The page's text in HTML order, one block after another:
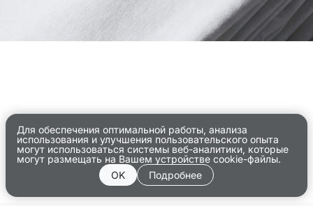
Белая футболка SELA
Для обеспечения оптимальной работы, анализа
использования и улучшения пользовательского опыта
могут использоваться системы веб-аналитики, которые
могут размещать на Вашем устройстве cookie-файлы.
OK
Подробнее